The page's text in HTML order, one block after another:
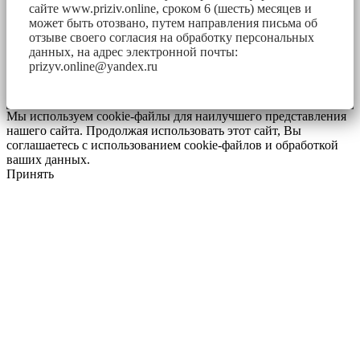
сайте www.priziv.online, сроком 6 (шесть) месяцев и
может быть отозвано, путем направления письма об
отзыве своего согласия на обработку персональных
данных, на адрес электронной почты:
prizyv.online@yandex.ru
Мы используем cookie-файлы для наилучшего представления
нашего сайта. Продолжая использовать этот сайт, Вы
соглашаетесь с использованием cookie-файлов и обработкой
ваших данных.
Принять